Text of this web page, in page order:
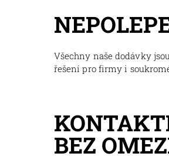
Všechny naše dodávky
řešení pro firmy i
BEZ